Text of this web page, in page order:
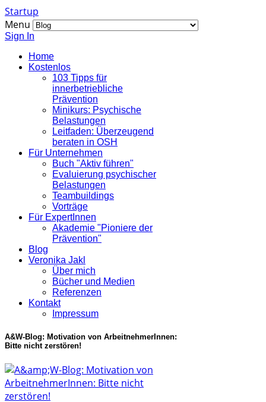
Startup
Menu
Sign In
Home
Kostenlos
103 Tipps für
innerbetriebliche
Prävention
Minikurs: Psychische
Belastungen
Leitfaden: Überzeugend
beraten in OSH
Für Unternehmen
Buch "Aktiv führen"
Evaluierung psychischer
Belastungen
Teambuildings
Vorträge
Für ExpertInnen
Akademie "Pioniere der
Prävention"
Blog
Veronika Jakl
Über mich
Bücher und Medien
Referenzen
Kontakt
Impressum
A&W-Blog: Motivation von ArbeitnehmerInnen:
Bitte nicht zerstören!